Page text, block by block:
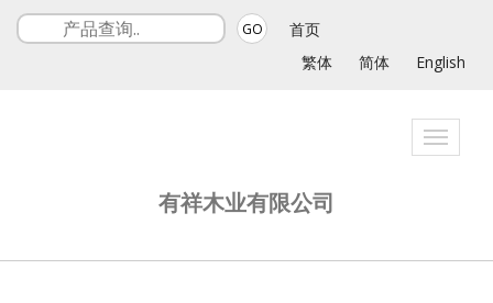
GO
首页
繁体
简体 English
Toggle
有祥木业有限公司